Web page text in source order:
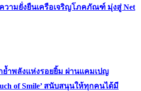
วามยั่งยืนเครือเจริญโภคภัณฑ์ มุ่งสู่ Net
ำพลังแห่งรอยยิ้ม ผ่านแคมเปญ
of Smile’ สนับสนุนให้ทุกคนได้มี